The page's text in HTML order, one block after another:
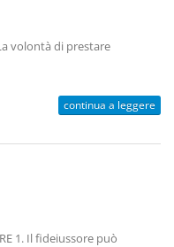
volontà di prestare
continua a leggere
1. Il fideiussore può